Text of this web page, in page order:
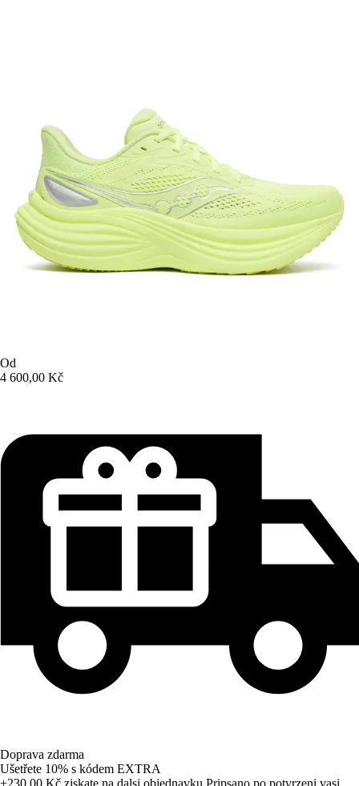
Od
4 600,00 Kč
Doprava zdarma
Ušetřete 10% s kódem EXTRA